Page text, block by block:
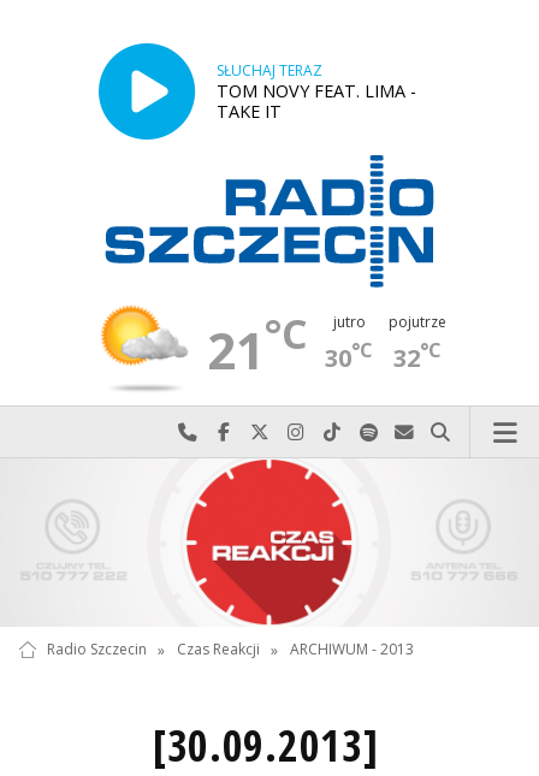
SŁUCHAJ TERAZ
TOM NOVY FEAT. LIMA -
TAKE IT
21°C jutro
30°C
pojutrze
32°C
Najlepiej po prostu do nas zadzwoń
Odwiedź nas na Facebook-u
Odwiedź nas na X
Odwiedź nas na Instagram-ie
Odwiedź nas na TikTok-u
Szukaj nas na Spotify
Wyślij do nas
Szukaj
Radio Szczecin » Czas Reakcji » ARCHIWUM - 2013
[30.09.2013]